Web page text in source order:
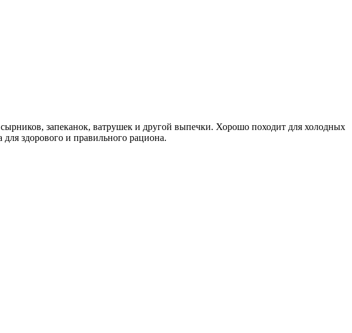
запеканок, ватрушек и другой выпечки. Хорошо походит для холодных
здорового и правильного рациона.